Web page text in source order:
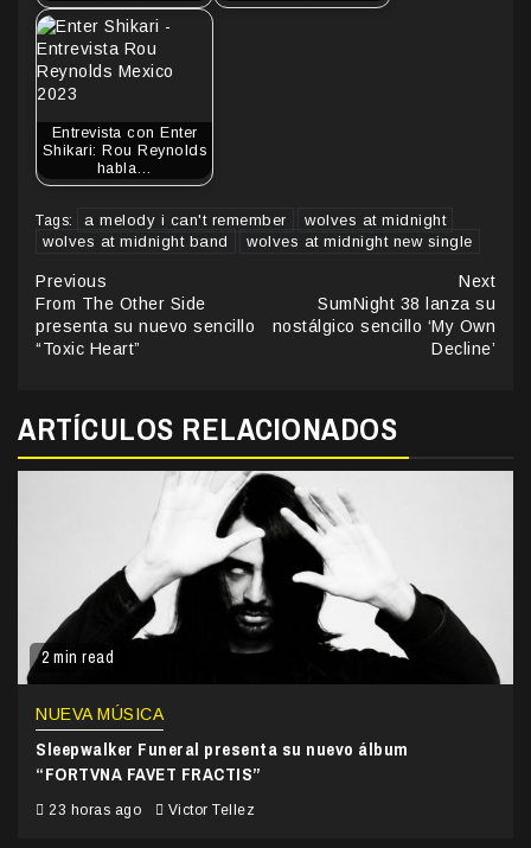
Entrevista con Enter
Shikari: Rou Reynolds
habla…
Tags: a melody i can't remember
wolves at midnight
wolves at midnight band
wolves at midnight new single
Continue
Reading
Previous
From The Other Side
presenta su nuevo sencillo
“Toxic Heart”
Next
SumNight 38 lanza su
nostálgico sencillo ‘My Own
Decline’
ARTÍCULOS RELACIONADOS
2 min read
NUEVA MÚSICA
Sleepwalker Funeral presenta su nuevo álbum
“FORTVNA FAVET FRACTIS”
23 horas ago Victor Tellez